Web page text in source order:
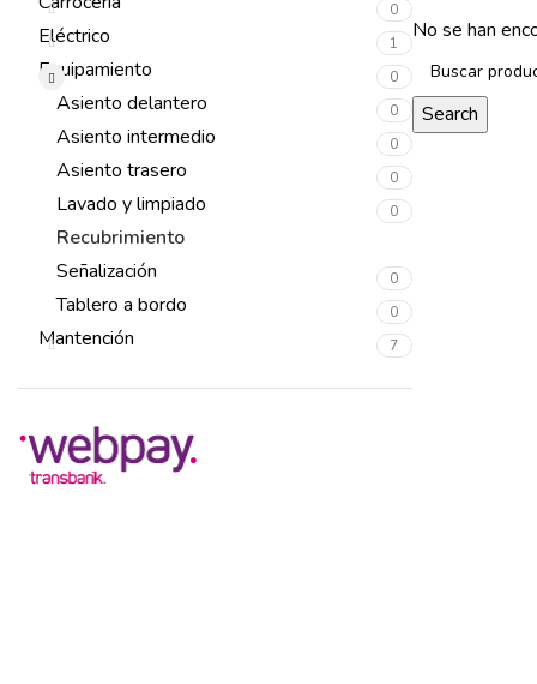
0
Eléctrico 1
Equipamiento 0
Asiento delantero 0
Asiento intermedio 0
Asiento trasero 0
Lavado y limpiado 0
Recubrimiento
Señalización 0
Tablero a bordo 0
Mantención 7
No se han
Search